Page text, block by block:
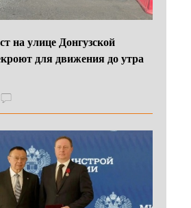
на улице Донгузской
для движения до утра